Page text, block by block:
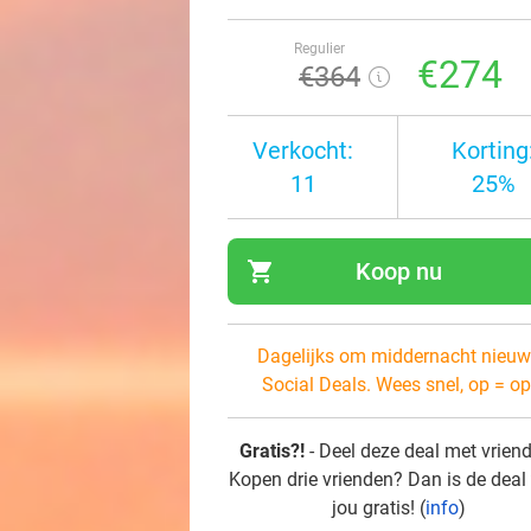
Regulier
€364 €274
Verkocht:
11
25%
shopping_cart Koop nu
Dagelijks om middernacht
Social Deals. Wees snel, op =
Gratis?! - Deel deze deal met
Kopen drie vrienden? Dan is de
jou gratis! (info)